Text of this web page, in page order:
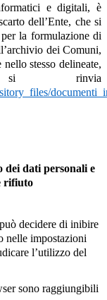
e digitali, è
dell’Ente, che si
la formulazione di
dei Comuni,
stesso delineate,
dei dati personali e
rifiuto
decidere di inibire
nelle impostazioni
l’utilizzo del
sono raggiungibili